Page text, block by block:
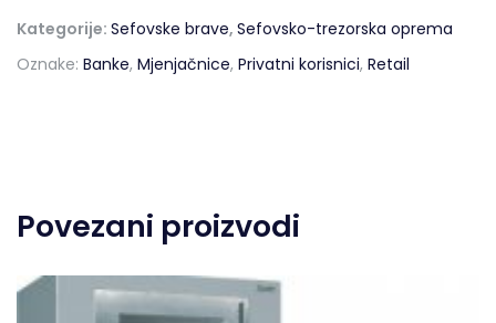
Kategorije: Sefovske brave, Sefovsko-trezorska oprema
Oznake: Banke, Mjenjačnice, Privatni korisnici, Retail
Povezani proizvodi